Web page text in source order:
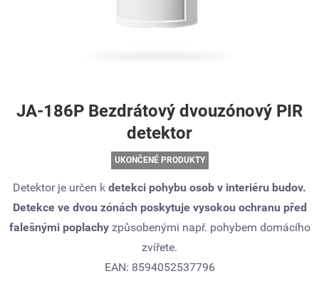
JA-186P Bezdrátový dvouzónový PIR
detektor
UKONČENÉ PRODUKTY
Detektor je určen k detekci pohybu osob v interiéru budov.
Detekce ve dvou zónách poskytuje vysokou ochranu před
falešnými poplachyzpůsobenými např. pohybem domácího
zvířete.
EAN: 8594052537796